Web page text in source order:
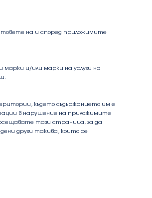
на и според приложимите
и/или марки на услуги на
където съдържанието им е
в нарушение на приложимите
тази страница, за да
други такива, които се